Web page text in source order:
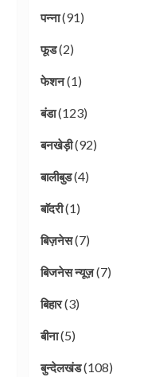
पन्ना(91)
फूड(2)
फेशन(1)
बंडा(123)
बनखेड़ी(92)
बालीबुड(4)
बाॅदरी(1)
बिज़नेस(7)
बिजनेस न्यूज़(7)
बिहार(3)
बीना(5)
बुन्देलखंड(108)